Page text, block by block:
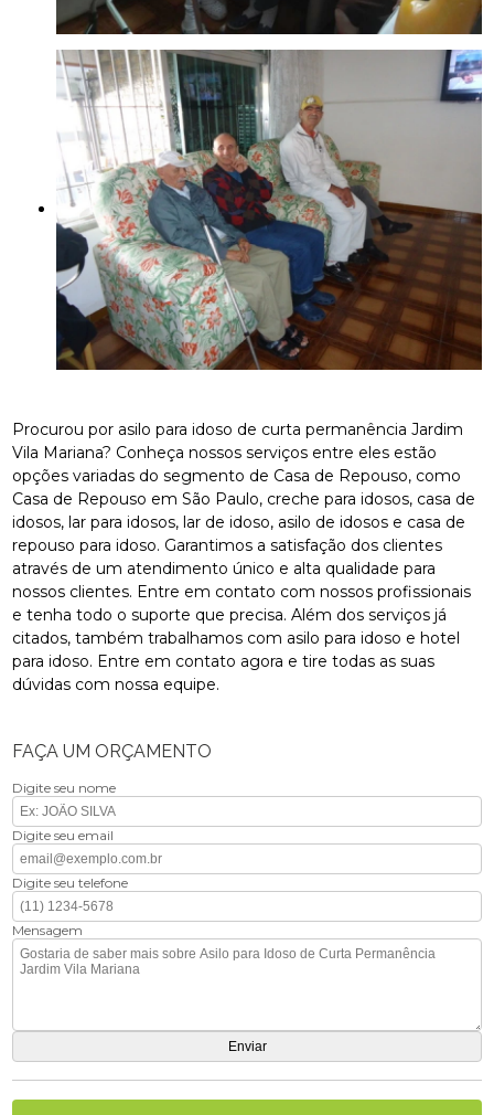
Procurou por asilo para idoso de curta permanência Jardim
Vila Mariana? Conheça nossos serviços entre eles estão
opções variadas do segmento de Casa de Repouso, como
Casa de Repouso em São Paulo, creche para idosos, casa de
idosos, lar para idosos, lar de idoso, asilo de idosos e casa de
repouso para idoso. Garantimos a satisfação dos clientes
através de um atendimento único e alta qualidade para
nossos clientes. Entre em contato com nossos profissionais
e tenha todo o suporte que precisa. Além dos serviços já
citados, também trabalhamos com asilo para idoso e hotel
para idoso. Entre em contato agora e tire todas as suas
dúvidas com nossa equipe.
FAÇA UM ORÇAMENTO
Digite seu nome
Digite seu email
Digite seu telefone
Mensagem